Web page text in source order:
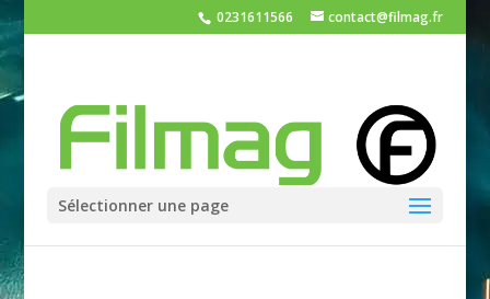
0231611566 contact@filmag.fr
Sélectionner une page